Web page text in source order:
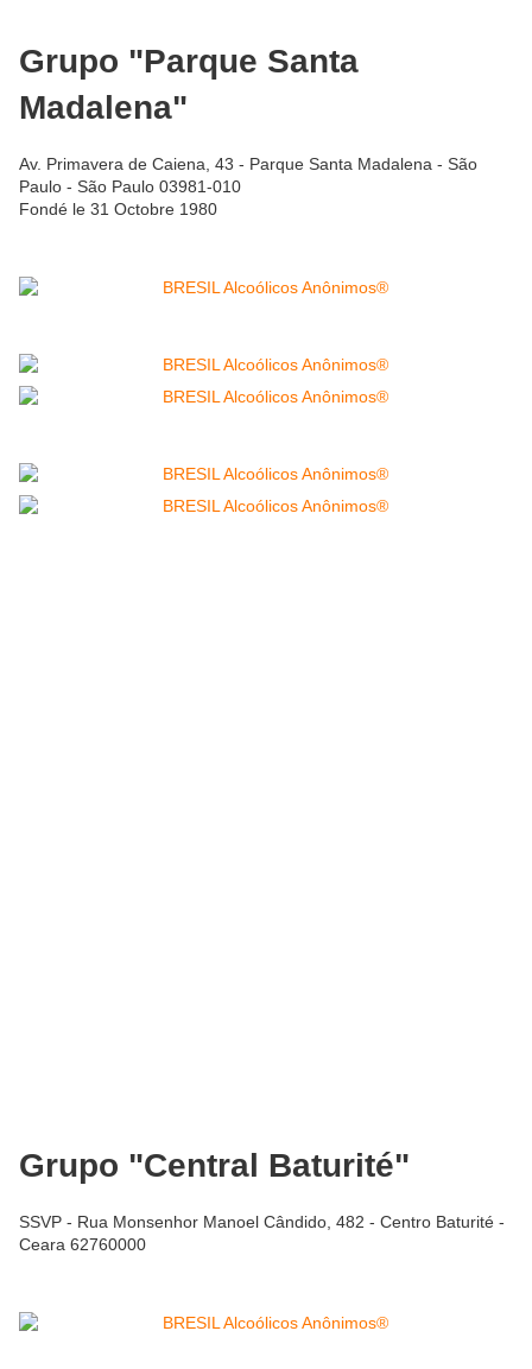
Grupo "Parque Santa
Madalena"
Av. Primavera de Caiena, 43 - Parque Santa Madalena - São
Paulo - São Paulo 03981-010
Fondé le 31 Octobre 1980
Grupo "Central Baturité"
SSVP - Rua Monsenhor Manoel Cândido, 482 - Centro Baturité -
Ceara 62760000